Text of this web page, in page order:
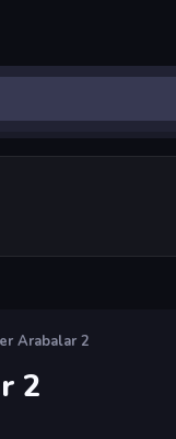
Arabalar 2
2